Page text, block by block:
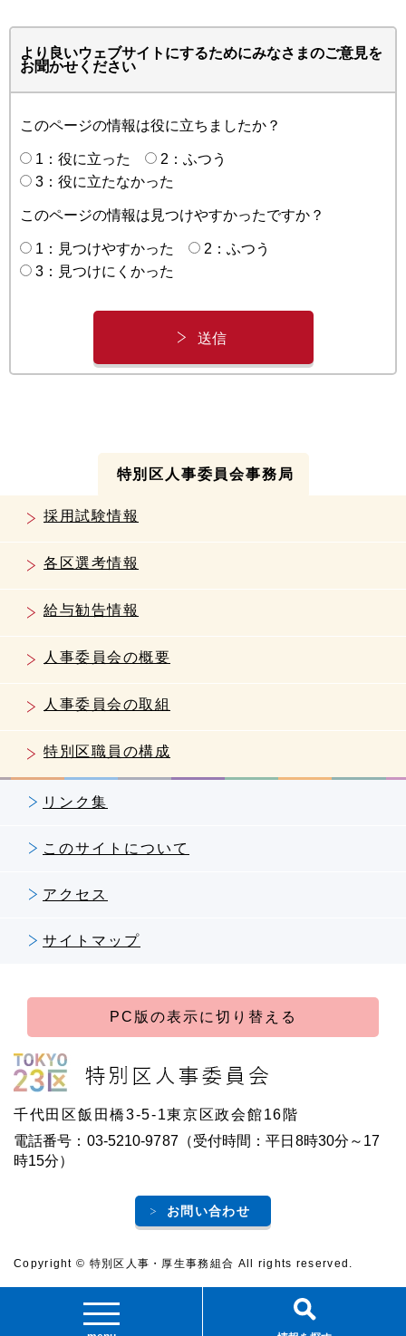
より良いウェブサイトにするためにみなさまのご意見を
お聞かせください
このページの情報は役に立ちましたか？
1：役に立った
2：ふつう
3：役に立たなかった
このページの情報は見つけやすかったですか？
1：見つけやすかった
2：ふつう
3：見つけにくかった
特別区人事委員会事務局
採用試験情報
各区選考情報
給与勧告情報
人事委員会の概要
人事委員会の取組
特別区職員の構成
リンク集
このサイトについて
アクセス
サイトマップ
PC版の表示に切り替える
千代田区飯田橋3-5-1東京区政会館16階
電話番号：03-5210-9787（受付時間：平日8時30分～17
時15分）
お問い合わせ
Copyright © 特別区人事・厚生事務組合 All rights reserved.